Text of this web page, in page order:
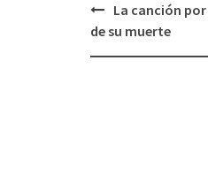
Navegación
La canción
de su muerte